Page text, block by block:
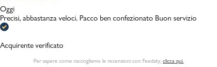
Oggi
Precisi, abbastanza veloci. Pacco ben confezionato Buon servizio
Acquirente verificato
Per sapere come raccogliamo le recensioni con Feedaty, clicca qui.